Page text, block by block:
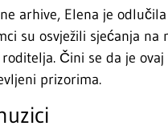
arhive, Elena je
su osvježili sjećanja
Čini se da je
prizorima.